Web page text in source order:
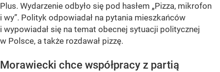
Plus. Wydarzenie odbyło się pod hasłem „Pizza, mikrofon
i wy”. Polityk odpowiadał na pytania mieszkańców
i wypowiadał się na temat obecnej sytuacji politycznej
w Polsce, a także rozdawał pizzę.
Morawiecki chce współpracy z partią